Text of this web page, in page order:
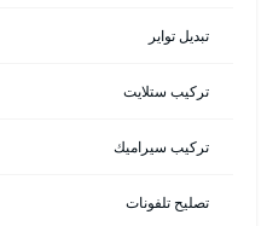
تبديل تواير
تركيب ستلايت
تركيب سيراميك
تصليح تلفونات